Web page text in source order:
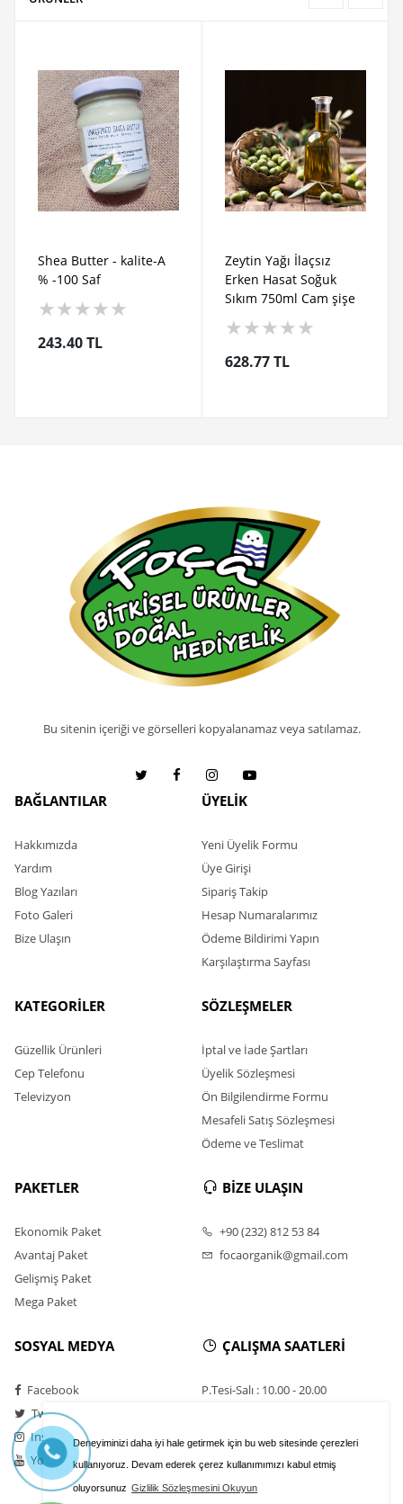
Deneyiminizi daha iyi hale getirmek için bu web sitesinde çerezleri
kullanıyoruz. Devam ederek çerez kullanımımızı kabul etmiş
oluyorsunuz Gizlilik Sözleşmesini Okuyun
Shea Butter - kalite-A
% -100 Saf
★★★★★
243.40 TL
Zeytin Yağı İlaçsız
Erken Hasat Soğuk
Sıkım 750ml Cam şişe
★★★★★
628.77 TL
Bu sitenin içeriği ve görselleri kopyalanamaz veya satılamaz.
BAĞLANTILAR
Hakkımızda
Yardım
Blog Yazıları
Foto Galeri
Bize Ulaşın
ÜYELİK
Yeni Üyelik Formu
Üye Girişi
Sipariş Takip
Hesap Numaralarımız
Ödeme Bildirimi Yapın
Karşılaştırma Sayfası
KATEGORİLER
Güzellik Ürünleri
Cep Telefonu
Televizyon
SÖZLEŞMELER
İptal ve İade Şartları
Üyelik Sözleşmesi
Ön Bilgilendirme Formu
Mesafeli Satış Sözleşmesi
Ödeme ve Teslimat
PAKETLER
Ekonomik Paket
Avantaj Paket
Gelişmiş Paket
Mega Paket
BİZE ULAŞIN
focaorganik@gmail.com
SOSYAL MEDYA
Facebook
Instagram
Youtube
ÇALIŞMA SAATLERİ
P.Tesi-Salı : 10.00 - 20.00
Cumartesi-Pazar : 10.00 - 20.00